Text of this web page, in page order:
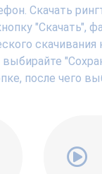
Скачать
"Скачать",
скачивания
после чего